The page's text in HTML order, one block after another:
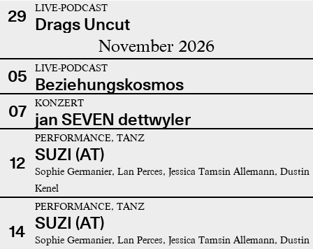
29
LIVE-PODCAST
Drags Uncut
November 2026
05 LIVE-PODCAST
Beziehungskosmos
07
KONZERT
jan SEVEN dettwyler
12
PERFORMANCE, TANZ
SUZI (AT)
Sophie Germanier, Lan Perces, Jessica Tamsin Allemann, Dustin
Kenel
14
PERFORMANCE, TANZ
SUZI (AT)
Sophie Germanier, Lan Perces, Jessica Tamsin Allemann, Dustin